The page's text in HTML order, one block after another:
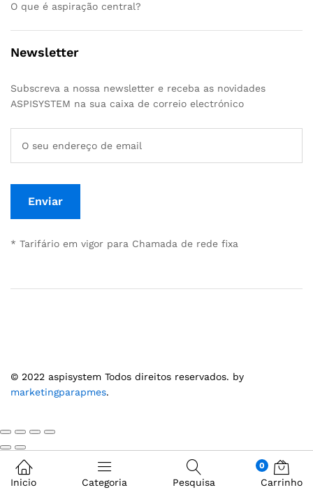
O que é aspiração central?
Newsletter
Subscreva a nossa newsletter e receba as novidades
ASPISYSTEM na sua caixa de correio electrónico
* Tarifário em vigor para Chamada de rede fixa
© 2022 aspisystem Todos direitos reservados. by
marketingparapmes.
Inicio Categoria Pesquisa
0
Carrinho